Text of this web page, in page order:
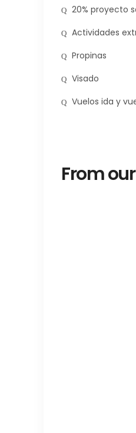
20% proyecto
Actividades
Propinas
Visado
Vuelos ida y
From